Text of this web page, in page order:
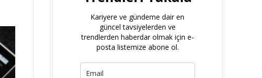
Kariyere ve gündeme dair en
güncel tavsiyelerden ve
trendlerden haberdar olmak için e-
posta listemize abone ol.